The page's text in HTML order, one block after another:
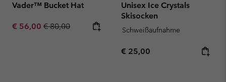
Vader™ Bucket Hat
Sale price:
€ 56,00 Regular price:
€ 80,00
Unisex Ice Crystals
Skisocken
Schweißaufnahme
Regular price:
€ 25,00